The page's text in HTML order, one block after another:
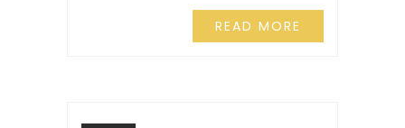
READ MORE